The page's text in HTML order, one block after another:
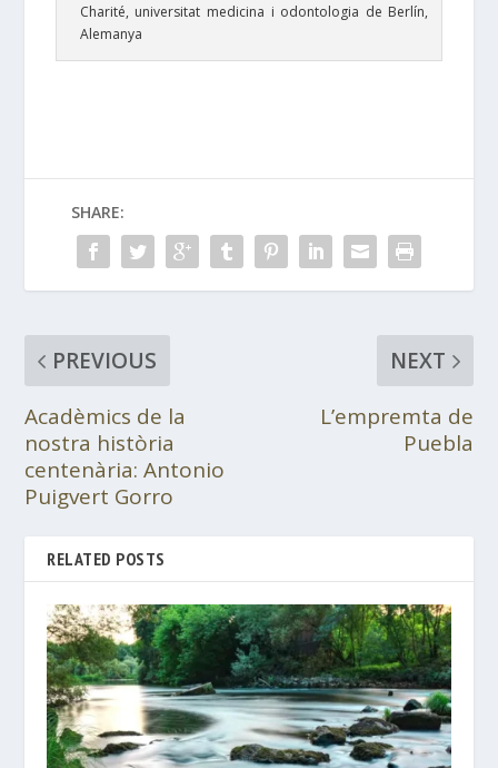
Charité, universitat medicina i odontologia de Berlín,
Alemanya
SHARE:
PREVIOUS
Acadèmics de la
nostra història
centenària: Antonio
Puigvert Gorro
NEXT
L’empremta de
Puebla
RELATED POSTS